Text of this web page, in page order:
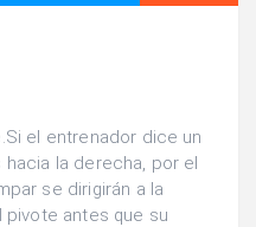
el entrenador dice un
la derecha, por el
se dirigirán a la
pivote antes que su